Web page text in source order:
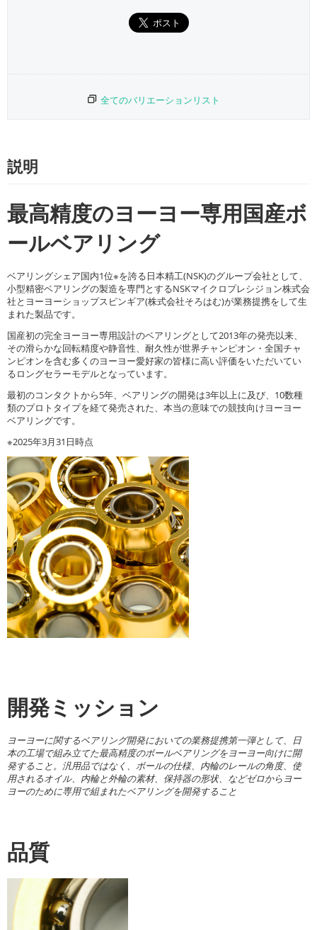
全てのバリエーションリスト
説明
最高精度のヨーヨー専用国産ボ
ールベアリング
ベアリングシェア国内1位※を誇る日本精工(NSK)のグループ会社として、
小型精密ベアリングの製造を専門とするNSKマイクロプレシジョン株式会
社とヨーヨーショップスピンギア(株式会社そろはむ)が業務提携をして生
まれた製品です。
国産初の完全ヨーヨー専用設計のベアリングとして2013年の発売以来、
その滑らかな回転精度や静音性、耐久性が世界チャンピオン・全国チャ
ンピオンを含む多くのヨーヨー愛好家の皆様に高い評価をいただいてい
るロングセラーモデルとなっています。
最初のコンタクトから5年、ベアリングの開発は3年以上に及び、10数種
類のプロトタイプを経て発売された、本当の意味での競技向けヨーヨー
ベアリングです。
※2025年3月31日時点
開発ミッション
ヨーヨーに関するベアリング開発においての業務提携第一弾として、日
本の工場で組み立てた最高精度のボールベアリングをヨーヨー向けに開
発すること。汎用品ではなく、ボールの仕様、内輪のレールの角度、使
用されるオイル、内輪と外輪の素材、保持器の形状、などゼロからヨー
ヨーのために専用で組まれたベアリングを開発すること
品質